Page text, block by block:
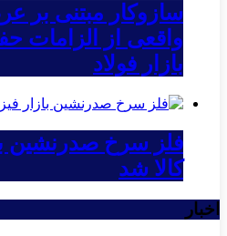
سازوکار مبتنی بر
واقعی از الزامات
بازار فولاد
فلز سرخ صدرنشین
کالا شد
اخبار